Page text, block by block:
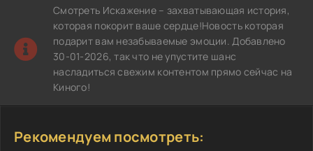
Смотреть Искажение – захватывающая история,
которая покорит ваше сердце!Новость которая
подарит вам незабываемые эмоции. Добавлено
30-01-2026, так что не упустите шанс
насладиться свежим контентом прямо сейчас на
Киного!
Рекомендуем посмотреть: